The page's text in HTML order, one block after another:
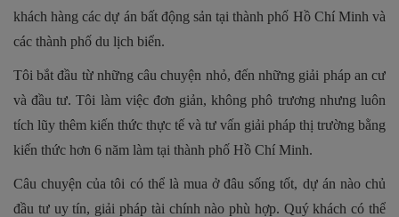
khách hàng các dự án bất động sản tại thành phố Hồ Chí Minh và
các thành phố du lịch biển.
Tôi bắt đầu từ những câu chuyện nhỏ, đến những giải pháp an cư
và đầu tư. Tôi làm việc đơn giản, không phô trương nhưng luôn
tích lũy thêm kiến thức thực tế và tư vấn giải pháp thị trường bằng
kiến thức hơn 6 năm làm tại thành phố Hồ Chí Minh.
Câu chuyện của tôi có thể là mua ở đâu sống tốt, dự án nào chủ
đầu tư uy tín, giải pháp tài chính nào phù hợp. Quý khách có thể